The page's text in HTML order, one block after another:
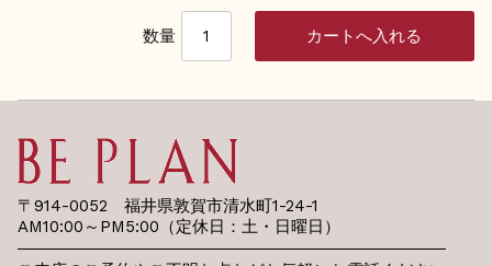
数量
〒914-0052 福井県敦賀市清水町1-24-1
AM10:00～PM5:00（定休日：土・日曜日）